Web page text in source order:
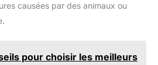
causées par des animaux ou
pour choisir les meilleurs